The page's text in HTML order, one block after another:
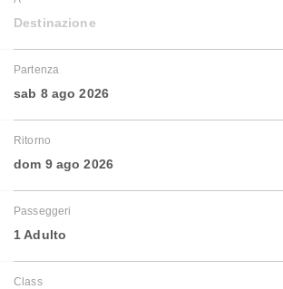
Destinazione
Partenza
sab 8 ago 2026
Ritorno
dom 9 ago 2026
Passeggeri
1 Adulto
Class